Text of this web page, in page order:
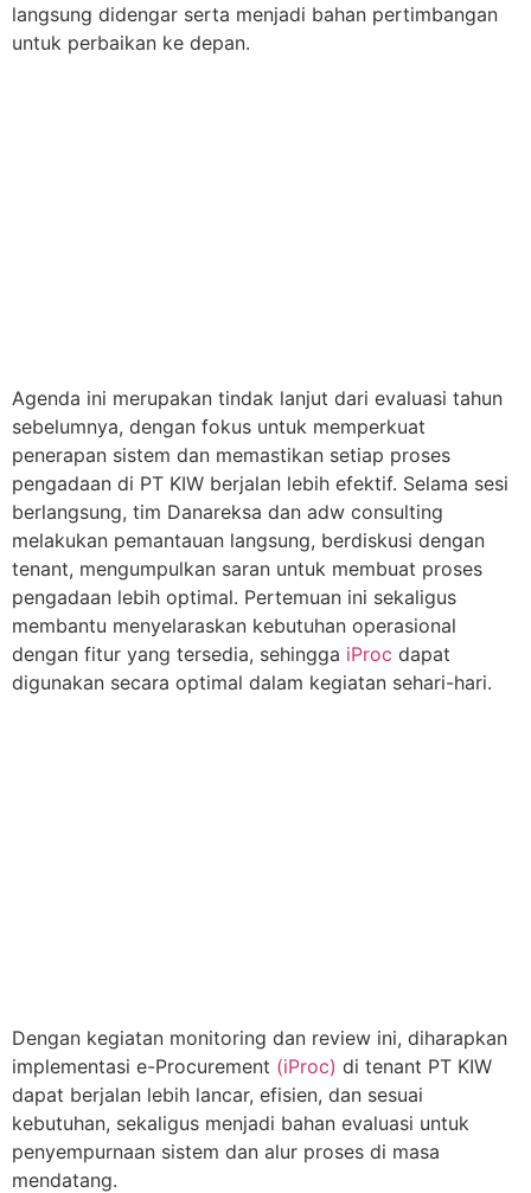
langsung didengar serta menjadi bahan pertimbangan
untuk perbaikan ke depan.
Agenda ini merupakan tindak lanjut dari evaluasi tahun
sebelumnya, dengan fokus untuk memperkuat
penerapan sistem dan memastikan setiap proses
pengadaan di PT KIW berjalan lebih efektif. Selama sesi
berlangsung, tim Danareksa dan adw consulting
melakukan pemantauan langsung, berdiskusi dengan
tenant, mengumpulkan saran untuk membuat proses
pengadaan lebih optimal. Pertemuan ini sekaligus
membantu menyelaraskan kebutuhan operasional
dengan fitur yang tersedia, sehingga iProc dapat
digunakan secara optimal dalam kegiatan sehari-hari.
Dengan kegiatan monitoring dan review ini, diharapkan
implementasi e-Procurement (iProc) di tenant PT KIW
dapat berjalan lebih lancar, efisien, dan sesuai
kebutuhan, sekaligus menjadi bahan evaluasi untuk
penyempurnaan sistem dan alur proses di masa
mendatang.